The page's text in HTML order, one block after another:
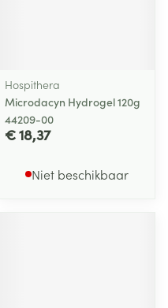
Hospithera
Microdacyn Hydrogel 120g
44209-00
€ 18,37
Niet beschikbaar